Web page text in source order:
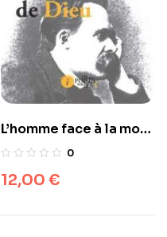
L’homme face à la mort
de Dieu
0
12,00 €